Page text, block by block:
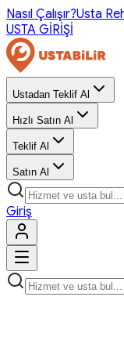
Nasıl Çalışır?Usta
USTA GİRİŞİ
Ustadan Teklif Al
Hızlı Satın Al
Teklif Al
Satın Al
Giriş